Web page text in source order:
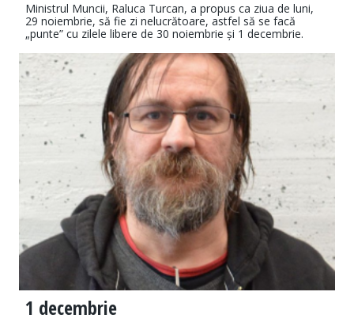
Ministrul Muncii, Raluca Turcan, a propus ca ziua de luni,
29 noiembrie, să fie zi nelucrătoare, astfel să se facă
„punte” cu zilele libere de 30 noiembrie și 1 decembrie.
1 decembrie